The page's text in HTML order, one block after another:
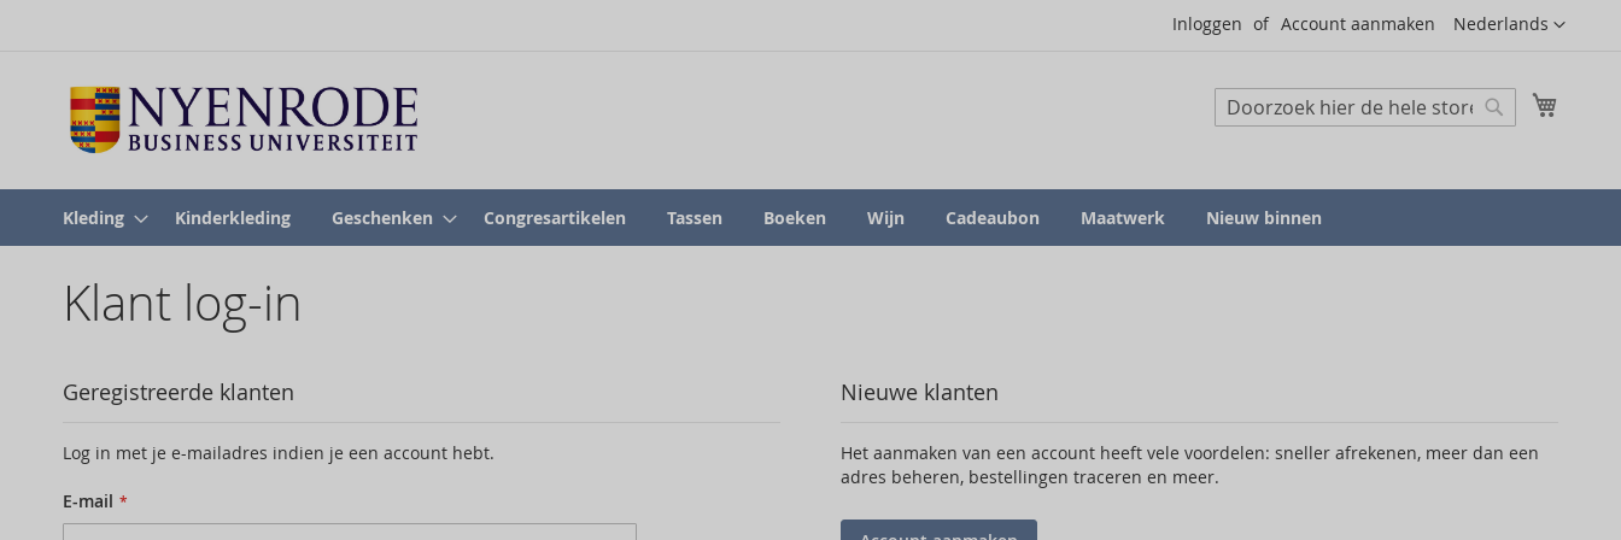
Taal
Nederlands
Inloggen Account aanmaken
Zoeken
Kleding Kinderkleding Geschenken Congresartikelen Tassen Boeken Wijn Cadeaubon Maatwerk Nieuw binnen
Klant log-in
Geregistreerde klanten
Log in met je e-mailadres indien je een account hebt.
E-mail
Nieuwe klanten
Het aanmaken van een account heeft vele voordelen: sneller afrekenen, meer dan een
adres beheren, bestellingen traceren en meer.